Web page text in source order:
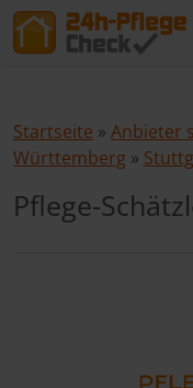
Startseite » Anbieter
Württemberg »
Pflege-